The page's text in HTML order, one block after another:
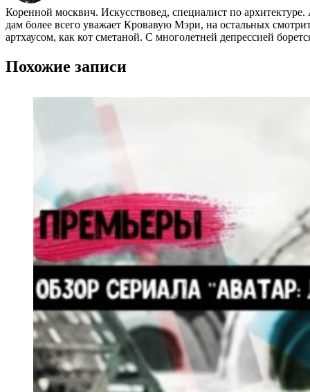
Коренной москвич. Искусствовед, специалист по
дам более всего уважает Кровавую Мэри, на остальных
артхаусом, как кот сметаной. С многолетней депрессией
Похожие записи